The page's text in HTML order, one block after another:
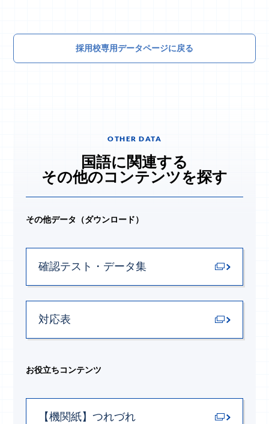
採用校専用データページに戻る
OTHER DATA
国語に関連する
その他のコンテンツを探す
その他データ（ダウンロード）
確認テスト・データ集
対応表
お役立ちコンテンツ
【機関紙】 つれづれ